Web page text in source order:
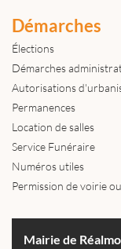
Démarches
Élections
Démarches
Autorisations
Permanences
Location de salles
Service Funéraire
Numéros utiles
Permission de voirie
Mairie de